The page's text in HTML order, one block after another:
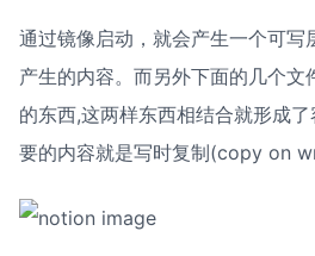
通过镜像启动，就会产生一个可写
产生的内容。而另外下面的几个文
的东西,这两样东西相结合就形成
要的内容就是写时复制(copy on